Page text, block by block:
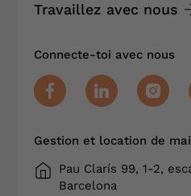
Travaillez avec nous
Connecte-toi avec nous
Gestion et location de
Pau Clarís 99, 1-2,
Barcelona